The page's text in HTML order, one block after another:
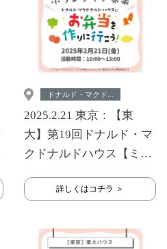
ドナルド・マクド...
2025.2.21 東京：【東
大】第19回ドナルド・マ
クドナルドハウス【ミー
詳しくはコチラ ＞